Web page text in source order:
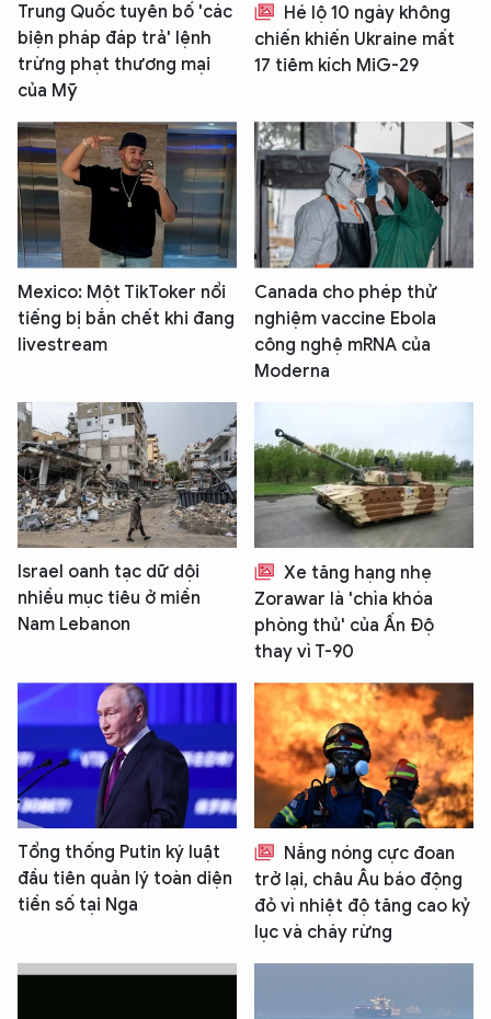
Trung Quốc tuyên bố 'các
biện pháp đáp trả' lệnh
trừng phạt thương mại
của Mỹ
Hé lộ 10 ngày không
chiến khiến Ukraine mất
17 tiêm kích MiG-29
Mexico: Một TikToker nổi
tiếng bị bắn chết khi đang
livestream
Canada cho phép thử
nghiệm vaccine Ebola
công nghệ mRNA của
Moderna
Israel oanh tạc dữ dội
nhiều mục tiêu ở miền
Nam Lebanon
Xe tăng hạng nhẹ
Zorawar là 'chìa khóa
phòng thủ' của Ấn Độ
thay vì T-90
Tổng thống Putin ký luật
đầu tiên quản lý toàn diện
tiền số tại Nga
Nắng nóng cực đoan
trở lại, châu Âu báo động
đỏ vì nhiệt độ tăng cao kỷ
lục và cháy rừng
XIN CHÀO,
TÔI LÀ CHATBOT CỦA
Hãy hỏi tôi bất kỳ điều gì bạn cần biết về
An Ninh Thủ Đô nhé. Tôi sẵn sàng hỗ trợ!